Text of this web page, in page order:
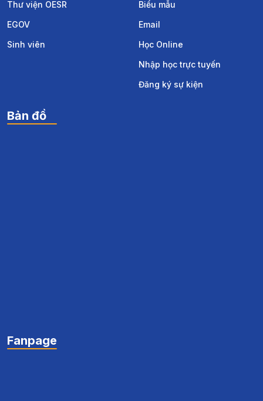
Thư viện OESR
EGOV
Sinh viên
Biểu mẫu
Email
Học Online
Nhập học trực tuyến
Đăng ký sự kiện
Bản đồ
Fanpage